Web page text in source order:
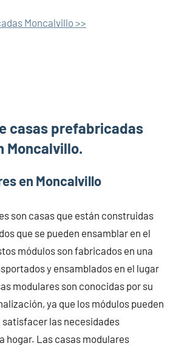
Moncalvillo >>
casas prefabricadas
Moncalvillo.
en Moncalvillo
son casas que están construidas
que se pueden ensamblar en el
módulos son fabricados en una
y ensamblados en el lugar
modulares son conocidas por su
ya que los módulos pueden
satisfacer las necesidades
hogar. Las casas modulares